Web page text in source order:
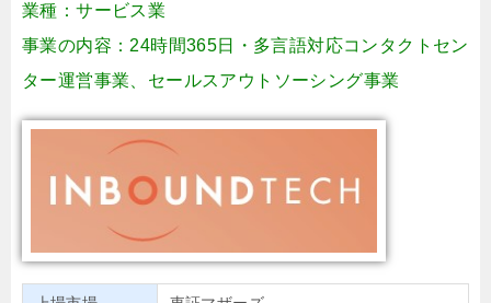
業種：サービス業
事業の内容：24時間365日・多言語対応コンタクトセン
ター運営事業、セールスアウトソーシング事業